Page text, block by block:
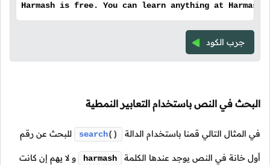
Harmash is free. You can learn anything at
جرب الكود
البحث في النص باستخدام التعابير النمطية
في المثال التالي قمنا باستخدام الدالة search() للبحث عن رقم
أول خانة في النص يوجد عندها الكلمة harmash و لا يهم إن كانت